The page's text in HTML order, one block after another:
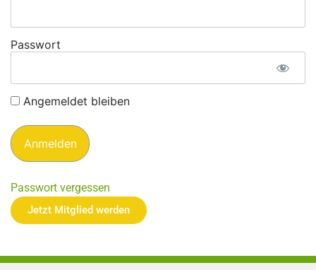
Passwort
Angemeldet bleiben
Passwort vergessen
Jetzt Mitglied werden